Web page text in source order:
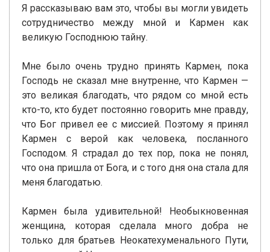
Я рассказываю вам это, чтобы вы могли увидеть
сотрудничество между мной и Кармен как
великую Господнюю тайну.
Мне было очень трудно принять Кармен, пока
Господь не сказал мне внутренне, что Кармен —
это великая благодать, что рядом со мной есть
кто-то, кто будет постоянно говорить мне правду,
что Бог привел ее с миссией. Поэтому я принял
Кармен с верой как человека, посланного
Господом. Я страдал до тех пор, пока не понял,
что она пришла от Бога, и с того дня она стала для
меня благодатью.
Кармен была удивительной! Необыкновенная
женщина, которая сделала много добра не
только для братьев Неокатехуменального Пути,